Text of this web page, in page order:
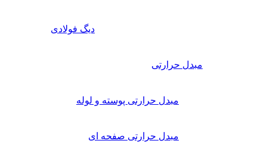
دیگ فولادی
مبدل حرارتی
مبدل حرارتی پوسته و لوله
مبدل حرارتی صفحه ای